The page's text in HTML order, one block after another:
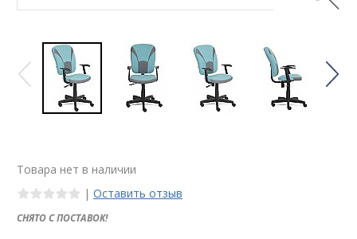
Товара нет в наличии
| Оставить отзыв
СНЯТО С ПОСТАВОК!